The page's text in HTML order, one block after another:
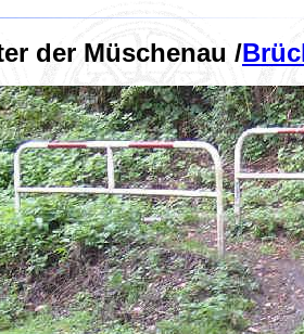
der Müschenau /